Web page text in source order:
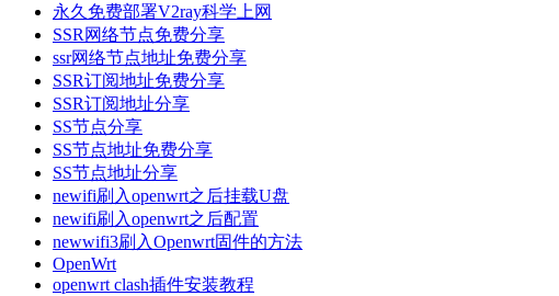
永久免费部署V2ray科学上网
SSR网络节点免费分享
ssr网络节点地址免费分享
SSR订阅地址免费分享
SSR订阅地址分享
SS节点分享
SS节点地址免费分享
SS节点地址分享
newifi刷入openwrt之后挂载U盘
newifi刷入openwrt之后配置
newwifi3刷入Openwrt固件的方法
OpenWrt
openwrt clash插件安装教程